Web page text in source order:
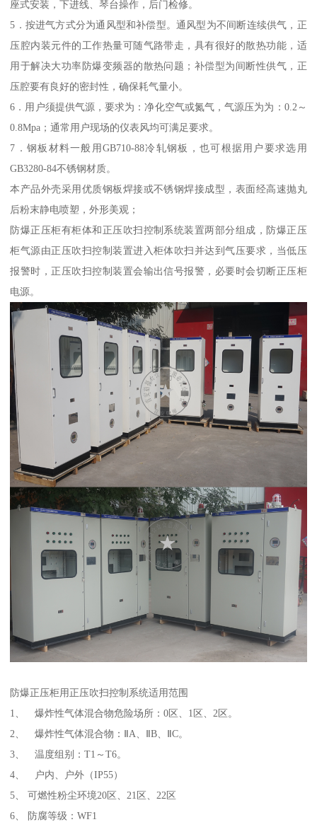
座式安装，下进线、琴台操作，后门检修。
5．按进气方式分为通风型和补偿型。通风型为不间断连续供气，正
压腔内装元件的工作热量可随气路带走，具有很好的散热功能，适
用于解决大功率防爆变频器的散热问题；补偿型为间断性供气，正
压腔要有良好的密封性，确保耗气量小。
6．用户须提供气源，要求为：净化空气或氮气，气源压为为：0.2～
0.8Mpa；通常用户现场的仪表风均可满足要求。
7．钢板材料一般用GB710-88冷轧钢板，也可根据用户要求选用
GB3280-84不锈钢材质。
本产品外壳采用优质钢板焊接或不锈钢焊接成型，表面经高速抛丸
后粉末静电喷塑，外形美观；
防爆正压柜有柜体和正压吹扫控制系统装置两部分组成，防爆正压
柜气源由正压吹扫控制装置进入柜体吹扫并达到气压要求，当低压
报警时，正压吹扫控制装置会输出信号报警，必要时会切断正压柜
电源。
防爆正压柜用正压吹扫控制系统适用范围
1、 爆炸性气体混合物危险场所：0区、1区、2区。
2、 爆炸性气体混合物：ⅡA、ⅡB、ⅡC。
3、 温度组别：T1～T6。
4、 户内、户外（IP55）
5、 可燃性粉尘环境20区、21区、22区
6、 防腐等级：WF1